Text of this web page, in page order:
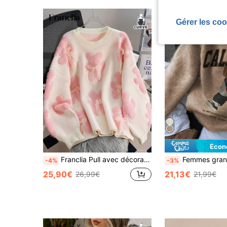
-4% Franclia Pull avec décoration d'ours et de nœud pour femmes grandes tailles
25,90€ 26,99€
-3% Femmes grande taille Mode décontractée Imprimé numérique Graphique d'ours Pull
21,13€ 21,99€
Gérer les